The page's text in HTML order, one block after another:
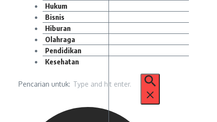
Hukum
Bisnis
Hiburan
Olahraga
Pendidikan
Kesehatan
Pencarian untuk: